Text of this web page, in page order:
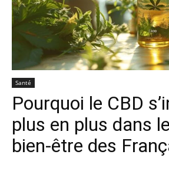
Santé
Pourquoi le CBD
plus en plus dans
bien-être des